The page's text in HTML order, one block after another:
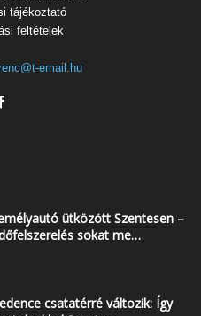
tájékoztató
feltételek
email.hu
ütközött Szentesen –
sokat me…
csatatérré változik: Így